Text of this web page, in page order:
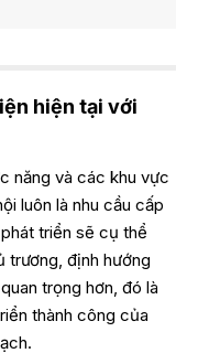
hiện tại với
năng và các khu vực
luôn là nhu cầu cấp
triển sẽ cụ thể
trương, định hướng
trọng hơn, đó là
thành công của